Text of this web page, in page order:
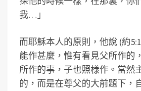
我…」
而耶穌本人的原則，他說 (約
能作甚麼，惟有看見父所作的
所作的事，子也照樣作。當然
的，而是在尊父的大前題下，